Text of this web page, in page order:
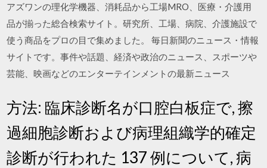
アズワンの理化学機器、消耗品から工場MRO、医療・介護用
品が揃った総合検索サイト。研究所、工場、病院、介護施設で
使う商品をプロの目で集めました。 毎日新聞のニュース・情報
サイトです。事件や話題、経済や政治のニュース、スポーツや
芸能、映画などのエンターテインメントの最新ニュース
方法: 臨床診断名が口腔白板症で, 擦
過細胞診断および病理組織学的確定
診断が行われた 137 例について, 病